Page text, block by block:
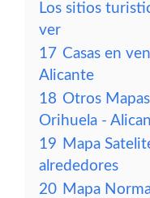
Los sitios
ver
17 Casas en
Alicante
18 Otros
Orihuela -
19 Mapa
alrededores
20 Mapa